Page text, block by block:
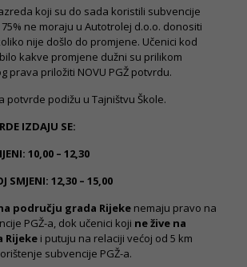
koji su do sada koristili subvencije
ne moraju u Autotrolej d.o.o. donositi
nije došlo do promjene. Učenici kod
kakve promjene dužni su prilikom
prava priložiti NOVU PGŽ potvrdu.
potvrde podižu u Tajništvu Škole.
IZDAJU SE:
10,00 – 12,30
SMJENI: 12,30 – 15,00
području grada Rijekenemaju pravo na
PGŽ-a, dok učenici koji ne žive na
Rijekei putuju na relaciji većoj od 5 km
subvencije PGŽ-a.